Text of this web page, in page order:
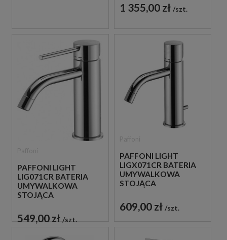
1 355,00 zł szt.
PAFFONI LIGHT
LIG071CR BATERIA
UMYWALKOWA
STOJĄCA
CHROM
549,00 zł szt.
PAFFONI LIGHT
LIGX071CR BATERIA
UMYWALKOWA
STOJĄCA
CHROM
609,00 zł szt.